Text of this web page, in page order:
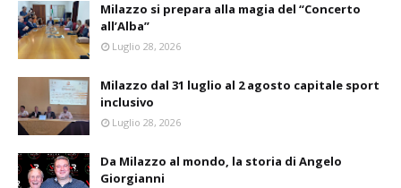
Milazzo si prepara alla magia del “Concerto
all’Alba”
Luglio 28, 2026
Milazzo dal 31 luglio al 2 agosto capitale sport
inclusivo
Luglio 28, 2026
Da Milazzo al mondo, la storia di Angelo
Giorgianni